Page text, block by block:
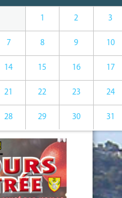
1 2 3
7 8 9 10
14 15 16 17
21 22 23 24
28 29 30 31